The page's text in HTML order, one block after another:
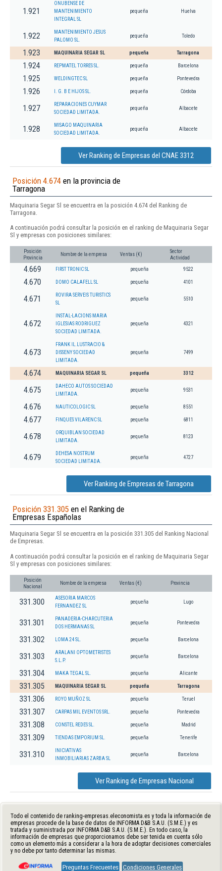
1.921
ONUBENSE DE
MANTENIMIENTO
INTEGRAL SL
pequeña Huelva
1.922
MANTENIMIENTO JESUS
PALOMO SL.
pequeña Toledo
1.923 MAQUINARIA SEGAR SL pequeña Tarragona
1.924 REPMATEL TORRES SL. pequeña Barcelona
1.925 WELDINGTEC SL pequeña Pontevedra
1.926 I. G. B E HIJOS SL. pequeña Córdoba
1.927
REPARACIONES CUYMAR
SOCIEDAD LIMITADA.
pequeña Albacete
1.928
MISAGO MAQUINARIA
SOCIEDAD LIMITADA.
pequeña Albacete
Ver Ranking de Empresas del CNAE 3312
Posición 4.674 en la provincia de
Tarragona
Maquinaria Segar Sl se encuentra en la posición 4.674 del Ranking de
Tarragona.
A continuación podrá consultar la posición en el ranking de Maquinaria Segar
Sl y empresas con posiciones similares:
Posición
Provincia
Nombre de la empresa Ventas (€)
Sector
Actividad
4.669 FIRST TRONIC SL pequeña 9522
4.670 DOMO CALAFELL SL pequeña 4101
4.671
ROVIRA SERVEIS TURISTICS
SL
pequeña 5510
4.672
INSTAL-LACIONS MARIA
IGLESIAS RODRIGUEZ
SOCIEDAD LIMITADA.
pequeña 4321
4.673
FRANK IL.LUSTRACIO &
DISSENY SOCIEDAD
LIMITADA.
pequeña 7499
4.674 MAQUINARIA SEGAR SL pequeña 3312
4.675
DAHECO AUTOS SOCIEDAD
LIMITADA.
pequeña 9531
4.676 NAUTICOLOGIC SL pequeña 8551
4.677 FINQUES VILARENC SL pequeña 6811
4.678
ORQUIBLAN SOCIEDAD
LIMITADA.
pequeña 8123
4.679
DEHESA NOSTRUM
SOCIEDAD LIMITADA.
pequeña 4727
Ver Ranking de Empresas de Tarragona
Posición 331.305 en el Ranking de
Empresas Españolas
Maquinaria Segar Sl se encuentra en la posición 331.305 del Ranking Nacional
de Empresas.
A continuación podrá consultar la posición en el ranking de Maquinaria Segar
Sl y empresas con posiciones similares:
Posición
Nacional
Nombre de la empresa Ventas (€) Provincia
331.300
ASESORIA MARCOS
FERNANDEZ SL
pequeña Lugo
331.301
PANADERIA-CHARCUTERIA
DOS HERMANAS SL
pequeña Pontevedra
331.302 LOMA 24 SL. pequeña Barcelona
331.303
ARALANI OPTOMETRISTES
S.L.P.
pequeña Barcelona
331.304 MAKA TEGAL SL. pequeña Alicante
331.305 MAQUINARIA SEGAR SL pequeña Tarragona
331.306 ROYO MUÑOZ SL pequeña Teruel
331.307 CARPAS MIL EVENTOS SRL. pequeña Pontevedra
331.308 CONSTEL REDES SL. pequeña Madrid
331.309 TIENDAS EMPORIUM SL. pequeña Tenerife
331.310
INICIATIVAS
INMOBILIARIAS ZARBA SL
pequeña Barcelona
Ver Ranking de Empresas Nacional
Todo el contenido de ranking-empresas.eleconomista.es y toda la información de
empresas procede de la base de datos de INFORMA D&B S.A.U. (S.M.E.) y es
tratada y suministrada por INFORMA D&B S.A.U. (S.M.E.). En todo caso, la
información de empresas que proporcionamos debe ser tenida en cuenta sólo
como un elemento más a considerar a la hora de adoptar decisiones comerciales
y no debe por tanto determinar las mismas.
Preguntas Frecuentes Condiciones Generales